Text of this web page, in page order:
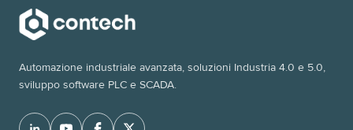
Automazione industriale avanzata, soluzioni Industria 4.0 e 5.0,
sviluppo software PLC e SCADA.